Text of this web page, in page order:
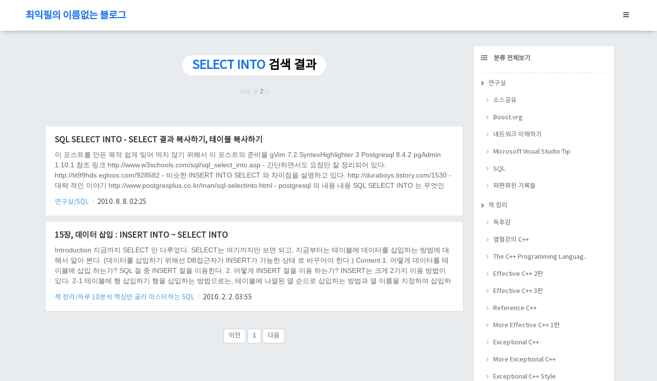
최익필의 이름없는 블로그
SELECT INTO 검색 결과
해당 글 2 건
SQL SELECT INTO - SELECT 결과 복사하기, 테이블 복사하기
이 포스트를 만든 목적 쉽게 잊어 먹지 않기 위해서 이 포스트의 준비물 gVim 7.2 SyntexHighlighter 3 Postgresql 8.4.2 pgAdmin
1.10.1 참조 링크 http://www.w3schools.com/sql/sql_select_into.asp - 간단하면서도 요점만 잘 정리되어 있다.
http://tit99hds.egloos.com/928582 - 비슷한 INSERT INTO SELECT 와 차이점을 설명하고 있다. http://duraboys.tistory.com/1530 -
대략 적인 이야기 http://www.postgresplus.co.kr/man/sql-selectinto.html - postgresql 의 내용 내용 SQL SELECT INTO 는 무엇인
연구실/SQL
2010. 8. 8. 02:25
15장, 데이터 삽입 : INSERT INTO ~ SELECT INTO
Introduction 지금까지 SELECT 만 다루었다. SELECT는 여기까지만 보면 되고, 지금부터는 테이블에 데이터를 삽입하는 방법에 대
해서 알아 본다. (데이터를 삽입하기 위해선 DB접근자가 INSERT가 가능한 상태 로 바꾸어야 한다.) Content 1. 어떻게 데이터를 테
이블에 삽입 하는가? SQL 절 중 INSERT 절을 이용한다. 2. 어떻게 INSERT 절을 이용 하는가? INSERT는 크게 2가지 이용 방법이
있다. 2-1 테이블에 행 삽입하기 행을 삽입하는 방법으로는, 테이블에 나열된 열 순으로 삽입하는 방법과 열 이름을 지정하여 삽입하
책 정리/하루 10분씩 핵심만 골라 마스터하는 SQL
2010. 2. 2. 03:55
이전 1 다음
CATEGORY
분류 전체보기
연구실
소스공유
Boost.org
네트워크 이해하기
Microsoft Visual Studio Tip
SQL
파편화된 기록들
책 정리
독후감
열혈강의 C++
The C++ Programming Languag..
Effective C++ 2판
Effective C++ 3판
Reference C++
More Effective C++ 1판
Exceptional C++
More Exceptional C++
Exceptional C++ Style